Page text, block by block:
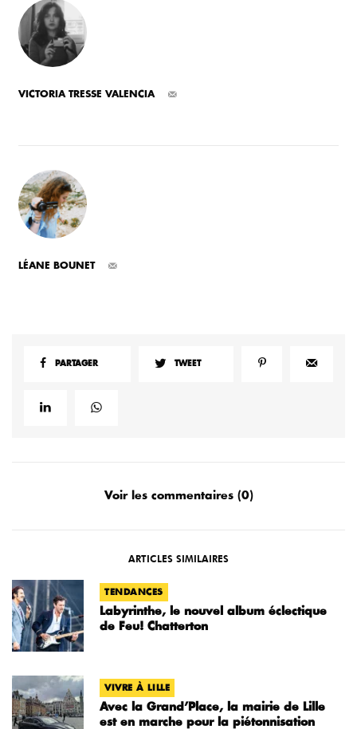
VICTORIA TRESSE VALENCIA
LÉANE BOUNET
PARTAGER TWEET
Voir les commentaires (0)
ARTICLES SIMILAIRES
TENDANCES
Labyrinthe, le nouvel album éclectique
de Feu! Chatterton
VIVRE À LILLE
Avec la Grand’Place, la mairie de Lille
est en marche pour la piétonnisation